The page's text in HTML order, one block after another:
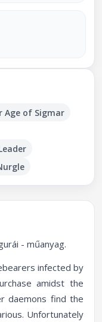
Age of Sigmar
- műanyag.
infected by
amidst the
daemons find the
Unfortunately